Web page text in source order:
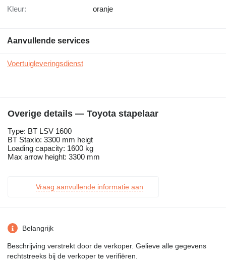
Kleur: oranje
Aanvullende services
Voertuigleveringsdienst
Overige details — Toyota stapelaar
Type: BT LSV 1600
BT Staxio: 3300 mm heigt
Loading capacity: 1600 kg
Max arrow height: 3300 mm
Vraag aanvullende informatie aan
Belangrijk
Beschrijving verstrekt door de verkoper. Gelieve alle gegevens
rechtstreeks bij de verkoper te verifiëren.